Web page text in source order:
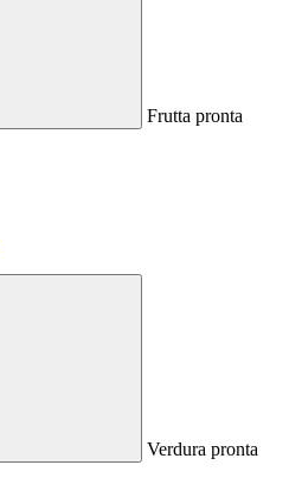
Frutta pronta
Verdura pronta